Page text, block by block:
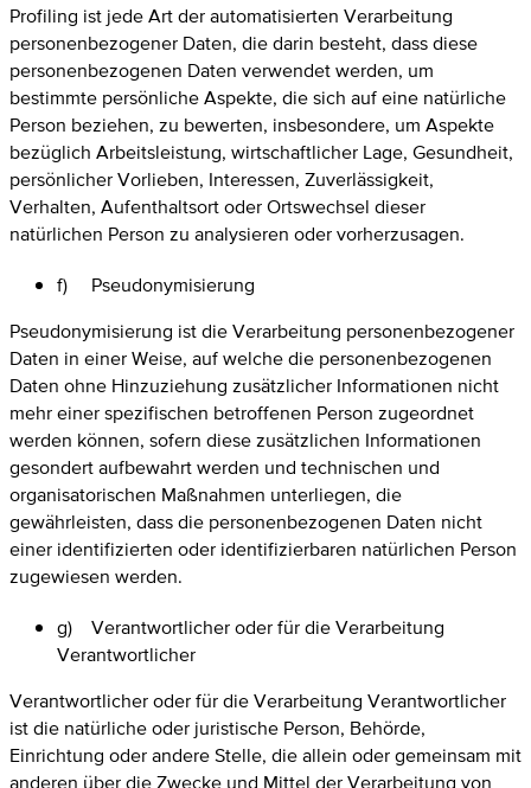
Profiling ist jede Art der automatisierten Verarbeitung
personenbezogener Daten, die darin besteht, dass diese
personenbezogenen Daten verwendet werden, um
bestimmte persönliche Aspekte, die sich auf eine natürliche
Person beziehen, zu bewerten, insbesondere, um Aspekte
bezüglich Arbeitsleistung, wirtschaftlicher Lage, Gesundheit,
persönlicher Vorlieben, Interessen, Zuverlässigkeit,
Verhalten, Aufenthaltsort oder Ortswechsel dieser
natürlichen Person zu analysieren oder vorherzusagen.
f) Pseudonymisierung
Pseudonymisierung ist die Verarbeitung personenbezogener
Daten in einer Weise, auf welche die personenbezogenen
Daten ohne Hinzuziehung zusätzlicher Informationen nicht
mehr einer spezifischen betroffenen Person zugeordnet
werden können, sofern diese zusätzlichen Informationen
gesondert aufbewahrt werden und technischen und
organisatorischen Maßnahmen unterliegen, die
gewährleisten, dass die personenbezogenen Daten nicht
einer identifizierten oder identifizierbaren natürlichen Person
zugewiesen werden.
g) Verantwortlicher oder für die Verarbeitung
Verantwortlicher
Verantwortlicher oder für die Verarbeitung Verantwortlicher
ist die natürliche oder juristische Person, Behörde,
Einrichtung oder andere Stelle, die allein oder gemeinsam mit
anderen über die Zwecke und Mittel der Verarbeitung von